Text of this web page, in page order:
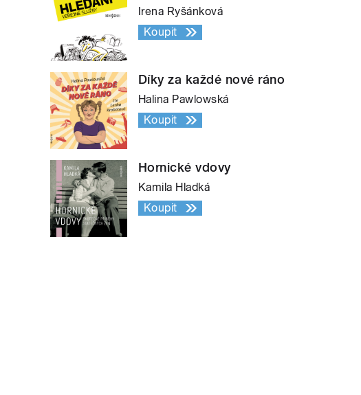
Irena Ryšánková
Koupit
Díky za každé nové ráno
Halina Pawlowská
Koupit
Hornické vdovy
Kamila Hladká
Koupit